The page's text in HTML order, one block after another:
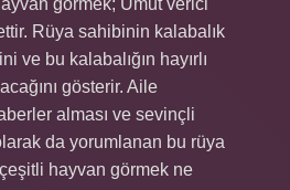
görmek; Umut verici
Rüya sahibinin kalabalık
ve bu kalabalığın hayırlı
gösterir. Aile
alması ve sevinçli
da yorumlanan bu rüya
çeşitli hayvan görmek ne